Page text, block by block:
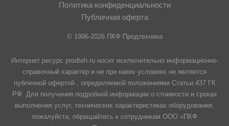
Политика конфиденциальности
Публичная оферта
© 1996-2026 ПКФ Продтехника
Интернет ресурс prodteh.ru носит исключительно информационно-
справочный характер и ни при каких условиях не является
публичной офертой , определяемой положениями Статьи 437 ГК
РФ. Для получения подробной информации о стоимости и сроках
выполнения услуг, технических характеристиках оборудования,
пожалуйста, обращайтесь к сотрудникам ООО «ПКФ